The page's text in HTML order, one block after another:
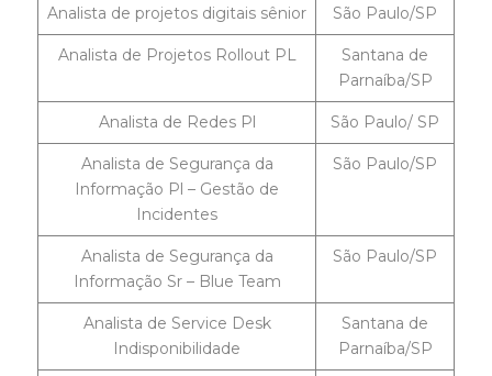
Analista de projetos digitais sênior São Paulo/SP
Analista de Projetos Rollout PL
Santana de
Parnaíba/SP
Analista de Redes Pl São Paulo/ SP
Analista de Segurança da
Informação Pl – Gestão de
Incidentes
São Paulo/SP
Analista de Segurança da
Informação Sr – Blue Team
São Paulo/SP
Analista de Service Desk
Indisponibilidade
Santana de
Parnaíba/SP